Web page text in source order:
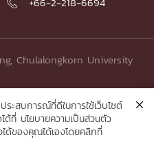

Chulalongkorn University
ะสบการณ์ที่ดีในการใช้เว็บไซต์
ด้ที่ นโยบายความเป็นส่วนตัว
ได้ของคุณได้เองโดยคลิกที่